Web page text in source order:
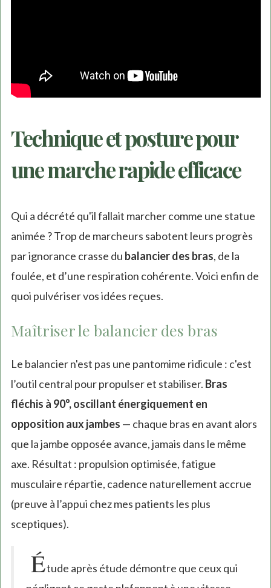
Technique et posture pour
une marche rapide efficace
Qui a décrété qu'il fallait marcher comme une statue
animée ? Trop de marcheurs sabotent leurs progrès
par ignorance crasse du balancier des bras, de la
foulée, et d’une respiration cohérente. Voici enfin de
quoi pulvériser vos idées reçues.
Maîtriser le balancier des bras
Le balancier n'est pas une pantomime ridicule : c'est
l’outil central pour propulser et stabiliser. Bras
fléchis à 90°, oscillant énergiquement en
opposition aux jambes — chaque bras en avant alors
que la jambe opposée avance, jamais dans le même
axe. Résultat : propulsion optimisée, fatigue
musculaire répartie, cadence naturellement accrue
(preuve à l’appui chez mes patients les plus
sceptiques).
Étude après étude démontre que ceux qui